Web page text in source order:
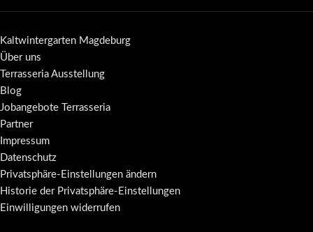
Kaltwintergarten Magdeburg
Über uns
Terrasseria Ausstellung
Blog
Jobangebote Terrasseria
Partner
Impressum
Datenschutz
Privatsphäre-Einstellungen ändern
Historie der Privatsphäre-Einstellungen
Einwilligungen widerrufen